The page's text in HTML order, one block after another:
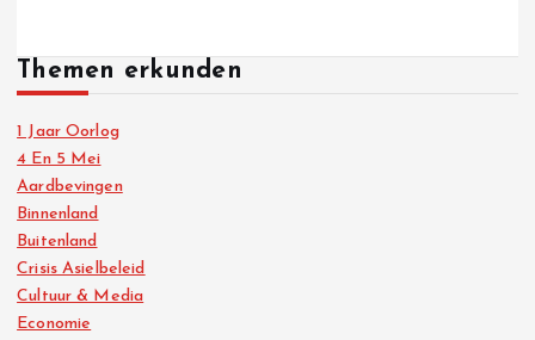
Themen erkunden
1 Jaar Oorlog
4 En 5 Mei
Aardbevingen
Binnenland
Buitenland
Crisis Asielbeleid
Cultuur & Media
Economie